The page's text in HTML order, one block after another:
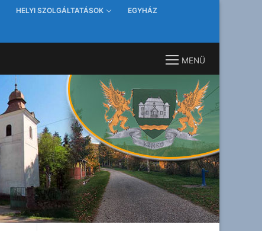
HELYI SZOLGÁLTATÁSOK EGYHÁZ
MENÜ